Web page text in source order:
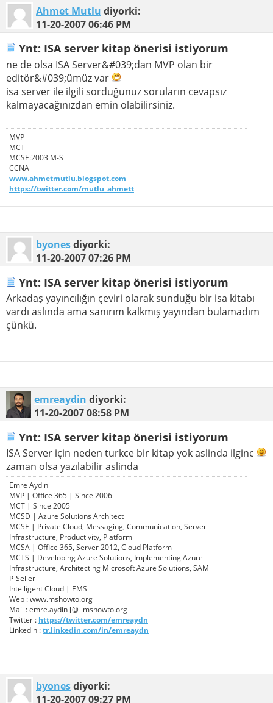
Ahmet Mutlu diyorki:
11-20-200706:46 PM
Ynt: ISA server kitap önerisi istiyorum
ne de olsa ISA Server&#039;dan MVP olan bir
editör&#039;ümüz var
isa server ile ilgili sorduğunuz soruların cevapsız
kalmayacağınızdan emin olabilirsiniz.
MVP
MCT
MCSE:2003 M-S
CCNA
www.ahmetmutlu.blogspot.com
https://twitter.com/mutlu_ahmett
byonesdiyorki:
11-20-200707:26 PM
Ynt: ISA server kitap önerisi istiyorum
Arkadaş yayıncılığın çeviri olarak sunduğu bir isa kitabı
vardı aslında ama sanırım kalkmış yayından bulamadım
çünkü.
emreaydin diyorki:
11-20-200708:58 PM
Ynt: ISA server kitap önerisi istiyorum
ISA Server için neden turkce bir kitap yok aslinda ilginc
zaman olsa yazılabilir aslinda
Emre Aydın
MVP | Office 365 | Since 2006
MCT | Since 2005
MCSD | Azure Solutions Architect
MCSE | Private Cloud, Messaging, Communication, Server
Infrastructure, Productivity, Platform
MCSA | Office 365, Server 2012, Cloud Platform
MCTS | Developing Azure Solutions, Implementing Azure
Infrastructure, Architecting Microsoft Azure Solutions, SAM
P-Seller
Intelligent Cloud | EMS
Web : www.mshowto.org
Mail : emre.aydin [@] mshowto.org
Twitter : https://twitter.com/emreaydn
Linkedin :tr.linkedin.com/in/emreaydn
byonesdiyorki:
11-20-200709:27 PM